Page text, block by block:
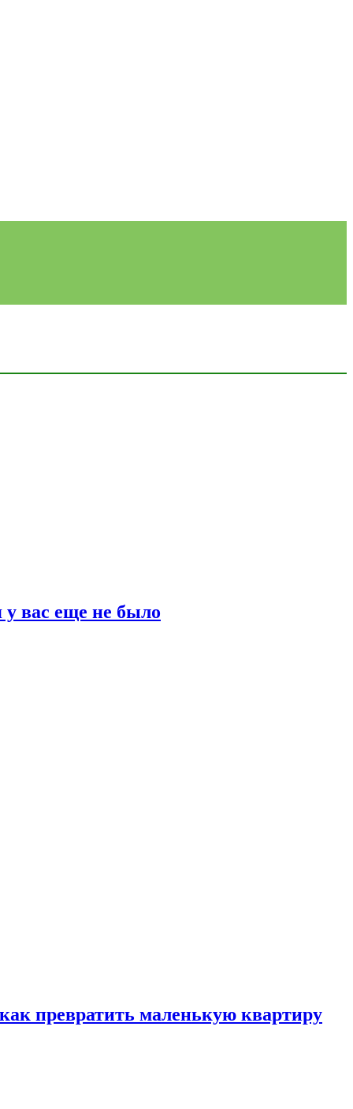
у вас еще не было
превратить маленькую квартиру